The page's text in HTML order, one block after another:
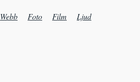
Webb Foto Film
Ljud